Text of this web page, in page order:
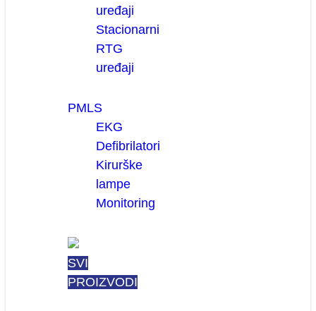
uređaji
Stacionarni
RTG
uređaji
PMLS
EKG
Defibrilatori
Kirurške
lampe
Monitoring
SVI
PROIZVODI